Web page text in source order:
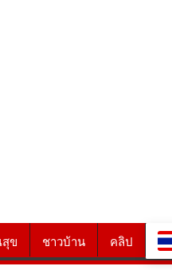
ข ชาวบ้าน คลิป